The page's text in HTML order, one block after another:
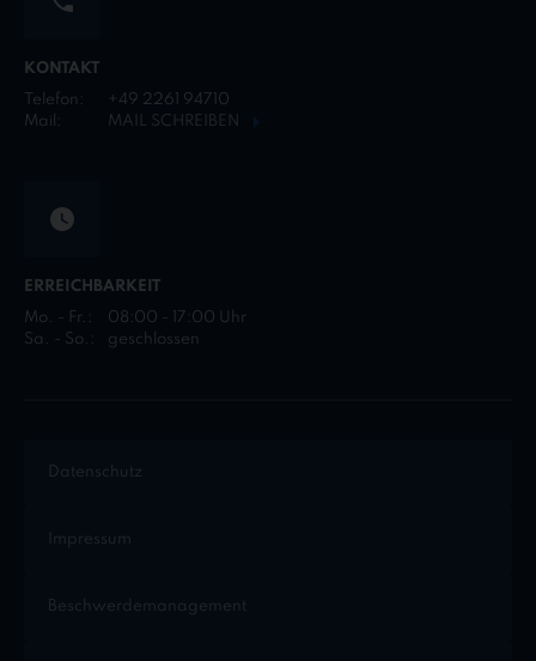
KONTAKT
Telefon:
+49 2261 94710
Mail:
MAIL SCHREIBEN
ERREICHBARKEIT
Mo. - Fr.:
08:00 - 17:00 Uhr
Sa. - So.:
geschlossen
Datenschutz
Impressum
Beschwerdemanagement